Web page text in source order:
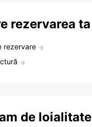
rezervarea ta
rezervare
de loialitate